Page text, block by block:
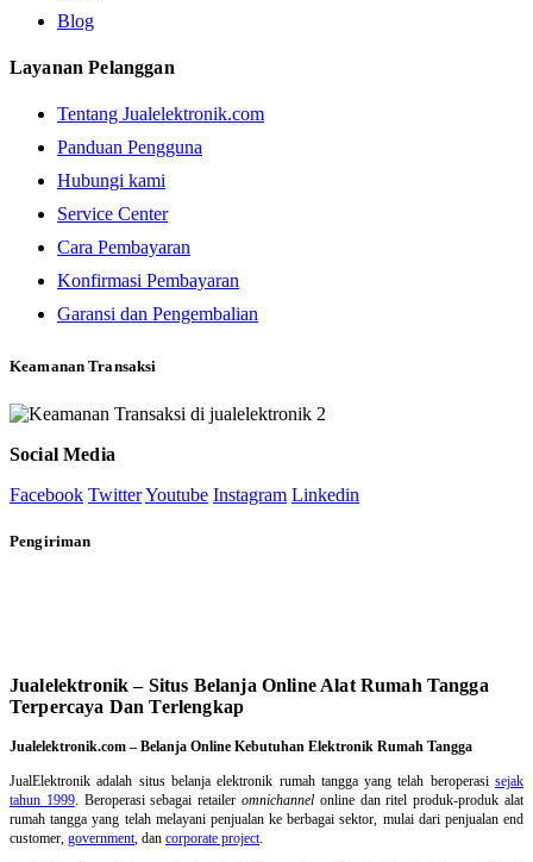
Blog
Layanan Pelanggan
Tentang Jualelektronik.com
Panduan Pengguna
Hubungi kami
Service Center
Cara Pembayaran
Konfirmasi Pembayaran
Garansi dan Pengembalian
Keamanan Transaksi
Social Media
Facebook TwitterYoutube Instagram Linkedin
Pengiriman
Jualelektronik – Situs Belanja Online Alat Rumah Tangga
Terpercaya Dan Terlengkap
Jualelektronik.com – Belanja Online Kebutuhan Elektronik Rumah Tangga
JualElektronik adalah situs belanja elektronik rumah tanggayang telah beroperasisejak
tahun 1999. Beroperasi sebagai retaileromnichannel online dan ritel produk-produk alat
rumah tangga yang telah melayani penjualan ke berbagai sektor, mulai dari penjualan end
customer, government, dan corporate project.